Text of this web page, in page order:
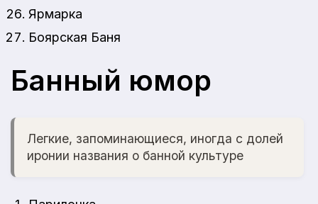
Ярмарка
Боярская Баня
Банный юмор
Легкие, запоминающиеся, иногда с долей
иронии названия о банной культуре